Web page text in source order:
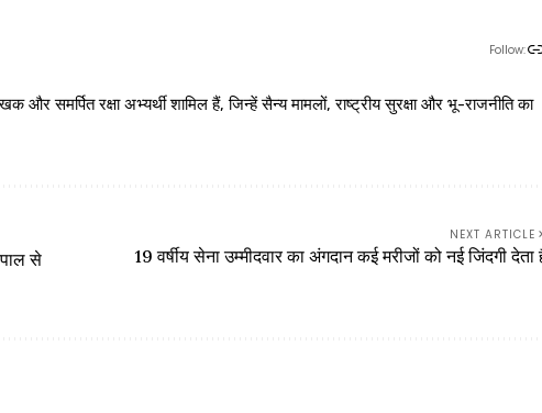
Follow:
समर्पित रक्षा अभ्यर्थी शामिल हैं, जिन्हें सैन्य मामलों, राष्ट्रीय सुरक्षा और भू-राजनीति का
से
NEXT ARTICLE
19 वर्षीय सेना उम्मीदवार का अंगदान कई मरीजों को नई जिंदगी देता